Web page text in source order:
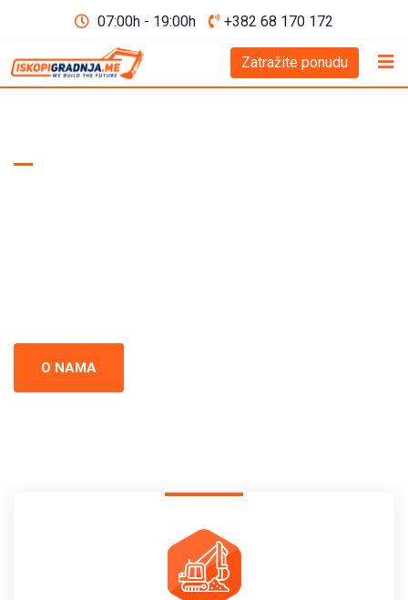
07:00h - 19:00h +382 68 170 172
Zatražite ponudu
O NAMA